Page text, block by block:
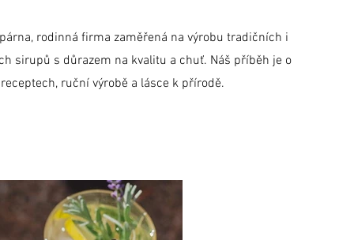
rodinná firma zaměřená na výrobu tradičních i
sirupů s důrazem na kvalitu a chuť. Náš příběh je o
ruční výrobě a lásce k přírodě.